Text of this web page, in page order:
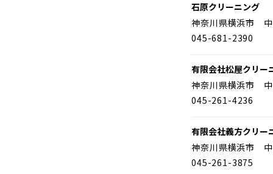
石原クリーニング
神奈川県横浜市 中
045-681-2390
有限会社松屋クリー
神奈川県横浜市 中
045-261-4236
有限会社義方クリー
神奈川県横浜市 中
045-261-3875